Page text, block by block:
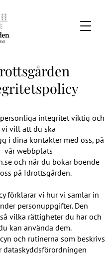
integritet viktig och
vi vill att du ska
i dina kontakter med oss, på
vår webbplats
och när du bokar boende
på Idrottsgården.
förklarar vi hur vi samlar in
personuppgifter. Den
vilka rättigheter du har och
kan använda dem.
och rutinerna som beskrivs
dataskyddsförordningen